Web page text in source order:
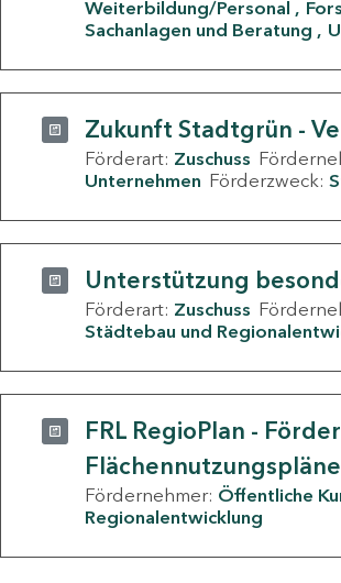
Weiterbildung/Personal
Sachanlagen und Beratung
Zukunft Stadtgrün -
Förderart: Zuschuss
Unternehmen Förderzweck:
Unterstützung
Förderart: Zuschuss
Städtebau und
FRL RegioPlan -
Fördernehmer: Öffentliche
Regionalentwicklung